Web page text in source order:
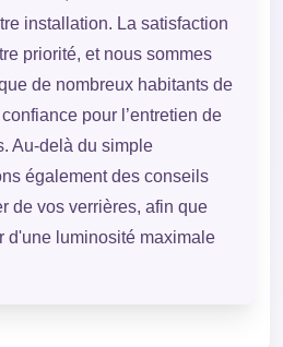
installation. La satisfaction
priorité, et nous sommes
de nombreux habitants de
pour l’entretien de
Au-delà du simple
également des conseils
de vos verrières, afin que
d'une luminosité maximale